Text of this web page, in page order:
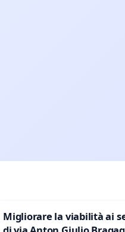
Migliorare la viabilità ai